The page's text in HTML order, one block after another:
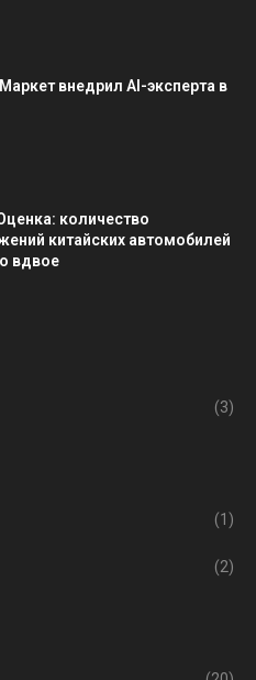
внедрил AI-эксперта в
количество
китайских автомобилей
вдвое
(3)
(1)
(2)